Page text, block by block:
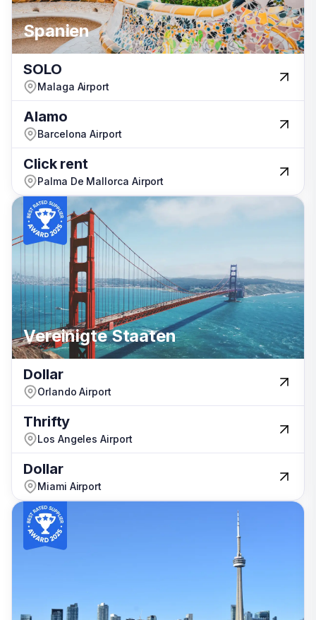
Spanien
SOLO
Malaga Airport
Alamo
Barcelona Airport
Click rent
Palma De Mallorca Airport
Vereinigte Staaten
Dollar
Orlando Airport
Thrifty
Los Angeles Airport
Dollar
Miami Airport
Israel
Spanien
SOLO
Malaga Airport
Alamo
Barcelona Airport
Click rent
Palma De Mallorca Airport
Vereinigte Staaten
Dollar
Orlando Airport
Thrifty
Los Angeles Airport
Dollar
Miami Airport